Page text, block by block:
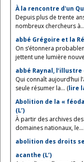
À la rencontre d'un
Depuis plus de trente
nombreux chercheurs
abbé Grégoire et la
On s’étonnera
jettent une lumière
Qui connaît aujourd’hui
seule résumer la... (lire
Abolition de la «
(L’)
À partir des archives
domaines nationaux,
abolition des droits
acanthe (L’)